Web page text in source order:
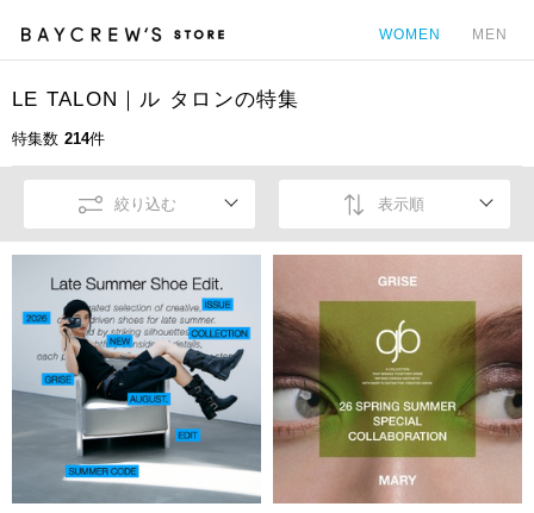
WOMEN MEN
LE TALON｜ル タロンの特集
特集数 214件
絞り込む 表示順